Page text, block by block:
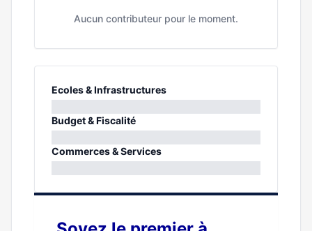
Aucun contributeur pour le moment.
Ecoles & Infrastructures
0%
Budget & Fiscalité
0%
Commerces & Services